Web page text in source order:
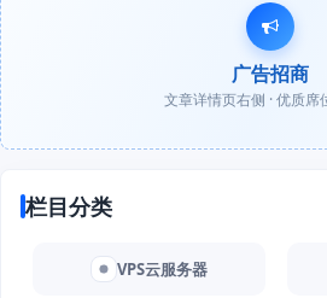
广告招商
文章详情页右侧 · 优质席
栏目分类
VPS云服务器